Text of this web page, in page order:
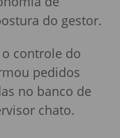
do gestor.
controle do
pedidos
no banco de
chato.